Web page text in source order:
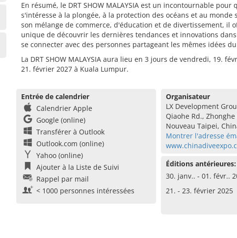
En résumé, le DRT SHOW MALAYSIA est un incontournable pour
s'intéresse à la plongée, à la protection des océans et au monde
son mélange de commerce, d'éducation et de divertissement, il
unique de découvrir les dernières tendances et innovations
se connecter avec des personnes partageant les mêmes idées
La DRT SHOW MALAYSIA aura lieu en 3 jours de vendredi, 19.
21. février 2027 à Kuala Lumpur.
Entrée de calendrier
Calendrier Apple
Google (online)
Transférer à Outlook
Outlook.com (online)
Yahoo (online)
Ajouter à la Liste de Suivi
Rappel par mail
< 1000 personnes intéressées
Organisateur
LX Development
Qiaohe Rd., Zhonghe
Nouveau Taipei,
Montrer l'adresse
Éditions antérieures:
30. janv.. - 01. févr..
21. - 23. février 2025